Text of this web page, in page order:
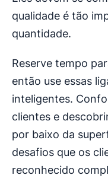
qualidade é tão
quantidade.
Reserve tempo
então use essas
inteligentes.
clientes e
por baixo da
desafios que os
reconhecido